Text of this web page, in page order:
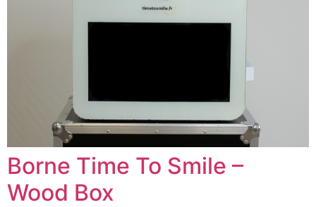
Borne Time To Smile –
Wood Box